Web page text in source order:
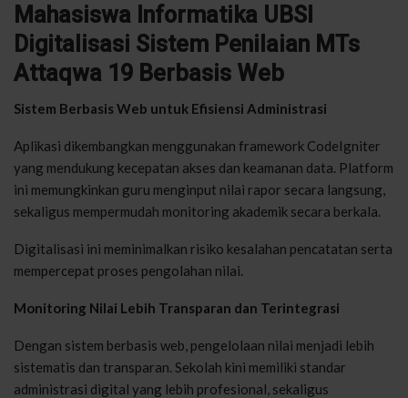
Mahasiswa Informatika UBSI
Digitalisasi Sistem Penilaian MTs
Attaqwa 19 Berbasis Web
Sistem Berbasis Web untuk Efisiensi Administrasi
Aplikasi dikembangkan menggunakan framework CodeIgniter
yang mendukung kecepatan akses dan keamanan data. Platform
ini memungkinkan guru menginput nilai rapor secara langsung,
sekaligus mempermudah monitoring akademik secara berkala.
Digitalisasi ini meminimalkan risiko kesalahan pencatatan serta
mempercepat proses pengolahan nilai.
Monitoring Nilai Lebih Transparan dan Terintegrasi
Dengan sistem berbasis web, pengelolaan nilai menjadi lebih
sistematis dan transparan. Sekolah kini memiliki standar
administrasi digital yang lebih profesional, sekaligus